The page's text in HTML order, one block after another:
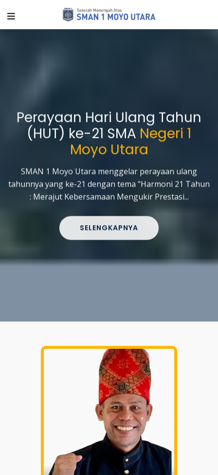
Perayaan Hari Ulang Tahun
(HUT) ke-21 SMA Negeri 1
Moyo Utara
SMAN 1 Moyo Utara menggelar perayaan ulang
tahunnya yang ke-21 dengan tema "Harmoni 21 Tahun
: Merajut Kebersamaan Mengukir Prestasi...
SELENGKAPNYA